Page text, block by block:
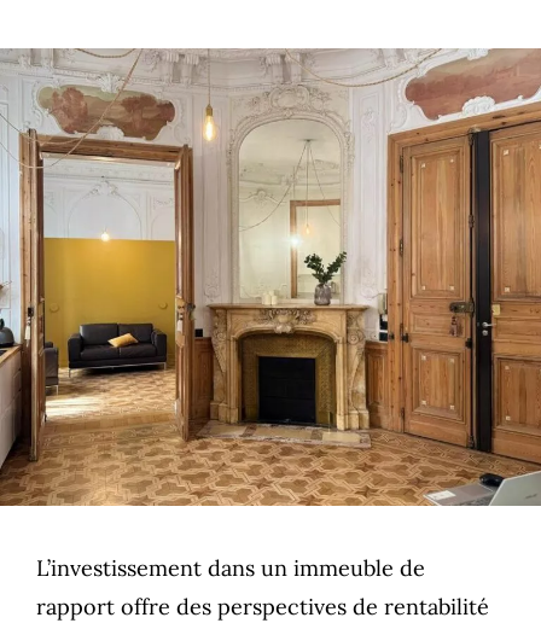
L’investissement dans un immeuble de
rapport offre des perspectives de rentabilité